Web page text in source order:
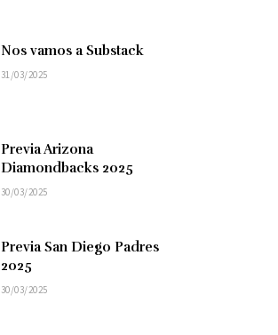
Nos vamos a Substack
31/03/2025
Previa Arizona
Diamondbacks 2025
30/03/2025
Previa San Diego Padres
2025
30/03/2025